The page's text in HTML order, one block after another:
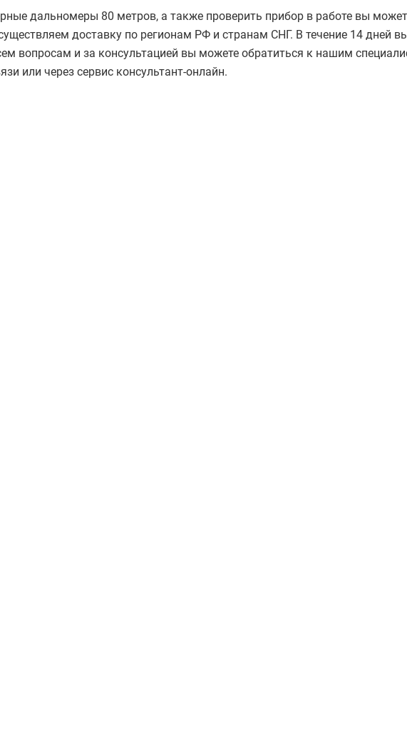
дальномеры 80 метров, а также проверить прибор в работе вы
доставку по регионам РФ и странам СНГ. В течение 14 дней
вопросам и за консультацией вы можете обратиться к нашим
или через сервис консультант-онлайн.